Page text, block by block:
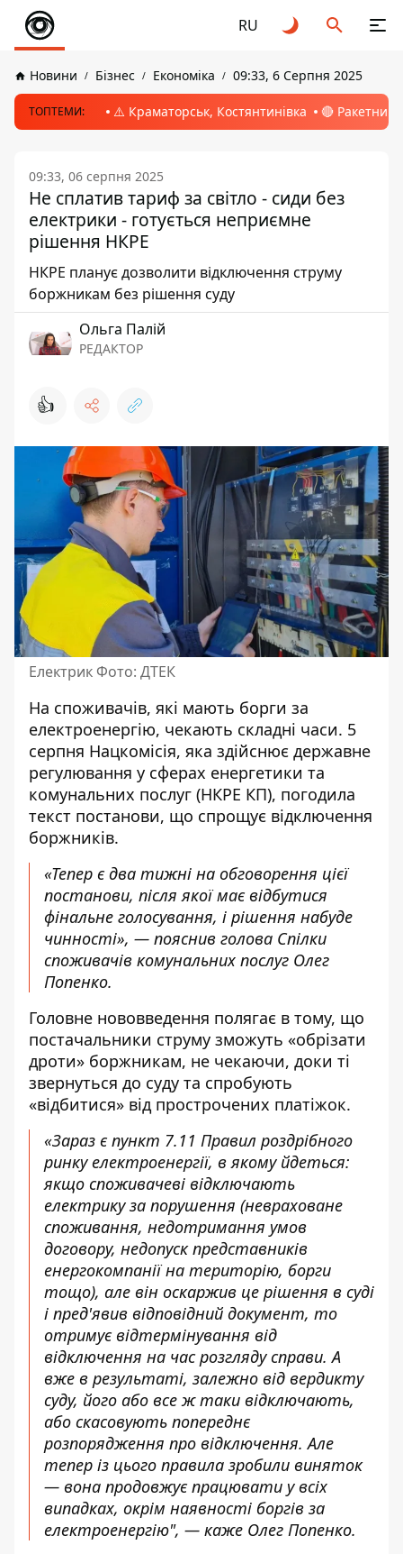
RU
Новини Бізнес Економіка 09:33, 6 Серпня 2025
ТОПТЕМИ: ⚠️ Краматорськ, Костянтинівка 🔴 Ракетний
09:33, 06 серпня 2025
Не сплатив тариф за світло - сиди без
електрики - готується неприємне
рішення НКРЕ
НКРЕ планує дозволити відключення струму
боржникам без рішення суду
Ольга Палій
РЕДАКТОР
👍
Електрик Фото: ДТЕК
На споживачів, які мають борги за
електроенергію, чекають складні часи. 5
серпня Нацкомісія, яка здійснює державне
регулювання у сферах енергетики та
комунальних послуг (НКРЕ КП), погодила
текст постанови, що спрощує відключення
боржників.
«Тепер єдва тижні на обговорення цієї
постанови, після якої має відбутися
фінальне голосування, і рішення набуде
чинності», — пояснив голова Спілки
споживачів комунальних послуг Олег
Попенко.
Головне нововведення полягає в тому, що
постачальники струму зможуть «обрізати
дроти» боржникам, не чекаючи, доки ті
звернуться до суду та спробують
«відбитися» від прострочених платіжок.
«Зараз є пункт 7.11 Правил роздрібного
ринку електроенергії, в якому йдеться:
якщо споживачеві відключають
електрику за порушення (невраховане
споживання, недотримання умов
договору, недопуск представників
енергокомпанії на територію, борги
тощо), але він оскаржив це рішення в суді
і пред'явив відповідний документ, то
отримує відтермінування від
відключення на час розгляду справи. А
вже в результаті, залежно від вердикту
суду, його або все ж таки відключають,
або скасовують попереднє
розпорядження про відключення. Але
тепер із цього правила зробили виняток
— вона продовжує працювати у всіх
випадках, окрім наявності боргів за
електроенергію", — каже Олег Попенко.